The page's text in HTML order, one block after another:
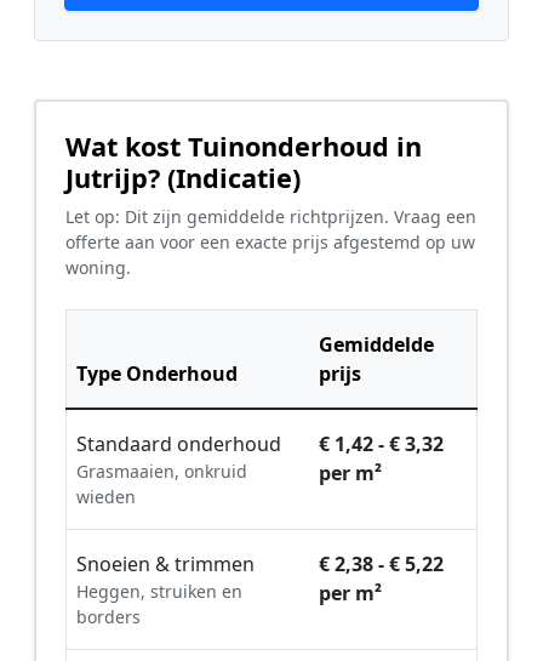
Wat kost Tuinonderhoud in
Jutrijp? (Indicatie)
Let op: Dit zijn gemiddelde richtprijzen. Vraag een
offerte aan voor een exacte prijs afgestemd op uw
woning.
Type Onderhoud
Gemiddelde
prijs
Standaard onderhoud
Grasmaaien, onkruid
wieden
€ 1,42 - € 3,32
per m²
Snoeien & trimmen
Heggen, struiken en
borders
€ 2,38 - € 5,22
per m²